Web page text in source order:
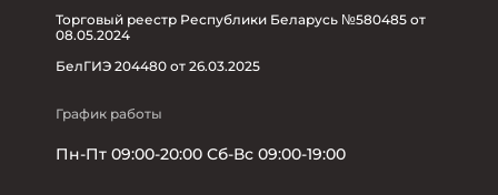
Торговый реестр Республики Беларусь №580485 от
08.05.2024
БелГИЭ 204480 от 26.03.2025
График работы
Пн-Пт 09:00-20:00 Сб-Вс 09:00-19:00